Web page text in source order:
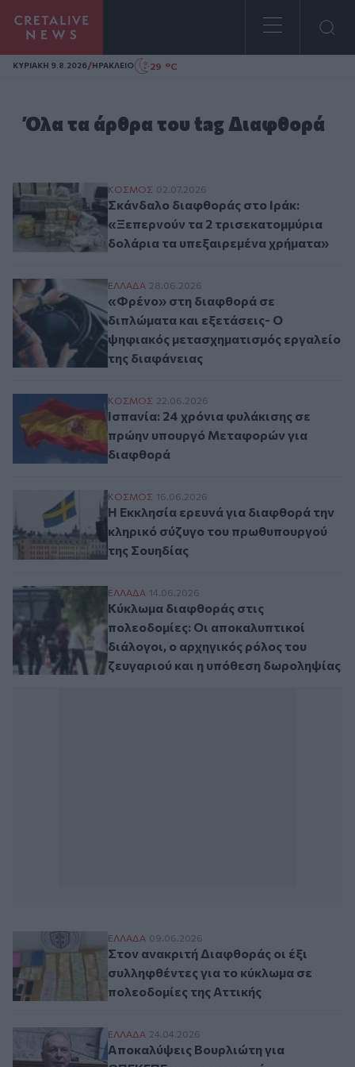
Homepage
ΚΥΡΙΑΚΗ 9.8.2026/ΗΡΑΚΛΕΙΟ 29 °C
Όλα τα άρθρα του tag Διαφθορά
Σκάνδαλο διαφθοράς στο Ιράκ:
ΚΟΣΜΟΣ 02.07.2026
Σκάνδαλο διαφθοράς στο Ιράκ:
«Ξεπερνούν τα 2 τρισεκατομμύρια
δολάρια τα υπεξαιρεμένα χρήματα»
«Φρένο» στη διαφθορά σε διπλώματα και
ΕΛΛAΔΑ 28.06.2026
«Φρένο» στη διαφθορά σε
διπλώματα και εξετάσεις- Ο
ψηφιακός μετασχηματισμός εργαλείο
της διαφάνειας
Ισπανία: 24 χρόνια φυλάκισης σε
ΚΟΣΜΟΣ 22.06.2026
Ισπανία: 24 χρόνια φυλάκισης σε
πρώην υπουργό Μεταφορών για
διαφθορά
Η Εκκλησία ερευνά για διαφθορά την
ΚΟΣΜΟΣ 16.06.2026
Η Εκκλησία ερευνά για διαφθορά την
κληρικό σύζυγο του πρωθυπουργού
της Σουηδίας
Κύκλωμα διαφθοράς στις πολεοδομίες:
ΕΛΛAΔΑ 14.06.2026
Κύκλωμα διαφθοράς στις
πολεοδομίες: Οι αποκαλυπτικοί
διάλογοι, ο αρχηγικός ρόλος του
ζευγαριού και η υπόθεση δωροληψίας
Στον ανακριτή Διαφθοράς οι έξι
ΕΛΛAΔΑ 09.06.2026
Στον ανακριτή Διαφθοράς οι έξι
συλληφθέντες για το κύκλωμα σε
πολεοδομίες της Αττικής
Αποκαλύψεις Βουρλιώτη για ΟΠΕΚΕΠΕ
ΕΛΛAΔΑ 24.04.2026
Αποκαλύψεις Βουρλιώτη για